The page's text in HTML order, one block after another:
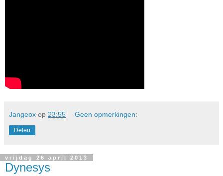
Jangeox op 23:55 Geen opmerkingen:
Delen
vrijdag 26 april 2013
Dynesys